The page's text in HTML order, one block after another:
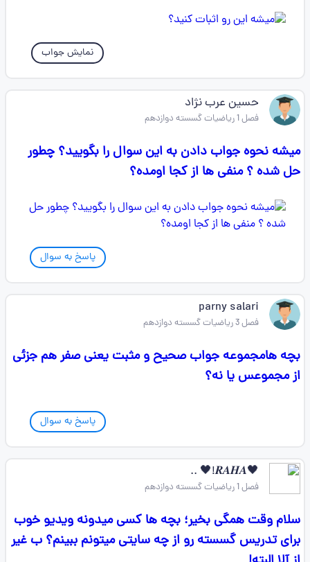
نمایش جواب
حسین عرب نژاد
فصل 1 ریاضیات گسسته دوازدهم
میشه نحوه جواب دادن به این سوال را بگویید؟ چطور
حل شده ؟ منفی ها از کجا اومده؟
پاسخ به سوال
parny salari
فصل 3 ریاضیات گسسته دوازدهم
بچه هامجموعه جواب صحیح و مثبت یعنی صفر هم جزئی
از مجموعس یا نه؟
پاسخ به سوال
🖤𝑹𝑨𝑯𝑨!🖤 ..
فصل 1 ریاضیات گسسته دوازدهم
سلام وقت همگی بخیر؛ بچه ها کسی میدونه ویدیو خوب
برای تدریس گسسته رو از چه سایتی میتونم ببینم؟ ب غیر